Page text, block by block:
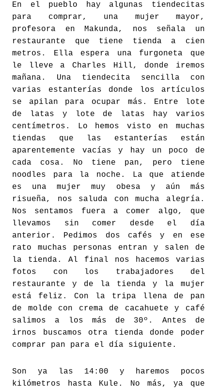
En el pueblo hay algunas tiendecitas
para comprar, una mujer mayor,
profesora en Makunda, nos señala un
restaurante que tiene tienda a cien
metros. Ella espera una furgoneta que
le lleve a Charles Hill, donde iremos
mañana. Una tiendecita sencilla con
varias estanterías donde los artículos
se apilan para ocupar más. Entre lote
de latas y lote de latas hay varios
centímetros. Lo hemos visto en muchas
tiendas que las estanterías están
aparentemente vacías y hay un poco de
cada cosa. No tiene pan, pero tiene
noodles para la noche. La que atiende
es una mujer muy obesa y aún más
risueña, nos saluda con mucha alegría.
Nos sentamos fuera a comer algo, que
llevamos sin comer desde el día
anterior. Pedimos dos cafés y en ese
rato muchas personas entran y salen de
la tienda. Al final nos hacemos varias
fotos con los trabajadores del
restaurante y de la tienda y la mujer
está feliz. Con la tripa llena de pan
de molde con crema de cacahuete y café
salimos a los más de 30º. Antes de
irnos buscamos otra tienda donde poder
comprar pan para el día siguiente.
Son ya las 14:00 y haremos pocos
kilómetros hasta Kule. No más, ya que